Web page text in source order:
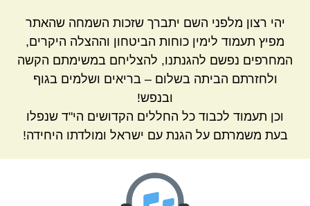
יהי רצון מלפני השם יתברך שזכות השמחה שהאתר
מפיץ תעמוד לימין כוחות הביטחון וההצלה היקרים,
המחרפים נפשם להגנתנו, להצליחם במשימתם הקשה
ולחזרתם הביתה בשלום – בריאים ושלמים בגוף
ובנפש!
וכן תעמוד לכבוד כל החללים הקדושים הי"ד שנפלו
בעת משמרתם על הגנת עם ישראל ומולדתו היחידה!